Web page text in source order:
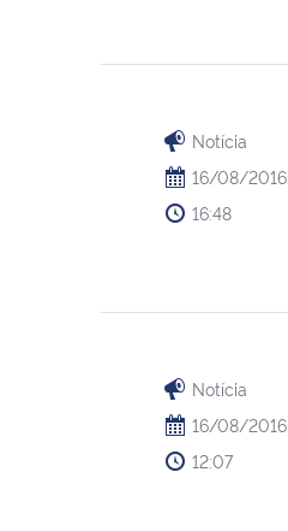
Notícia
16/08/2016
16:48
Notícia
16/08/2016
12:07